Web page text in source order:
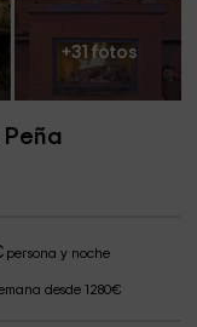
+31 fotos
persona y noche
desde 1280€